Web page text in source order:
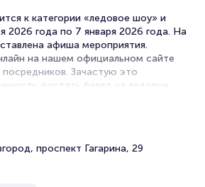
к категории «ледовое шоу» и
2026 года по 7 января 2026 года. На
афиша мероприятия.
на нашем официальном сайте
Зачастую это
достать билет на ледовое
проспект Гагарина, 29